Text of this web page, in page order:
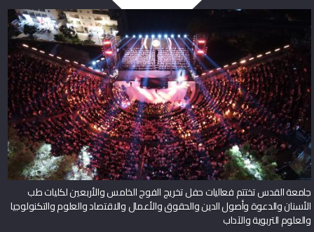
جامعة القدس تختتم فعاليات حفل تخريج الفوج الخامس والأربعين لكليات طب
الأسنان والدعوة وأصول الدين والحقوق والأعمال والاقتصاد والعلوم والتكنولوجيا
والعلوم التربوية والآداب